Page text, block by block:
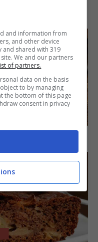
al latte
and information from
and other device
and shared with 319
We and our partners
of partners.
data on the basis
to by managing
the bottom of this page
consent in privacy